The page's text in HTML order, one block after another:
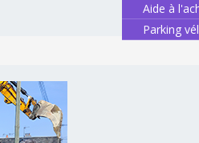
Aide à
Parking